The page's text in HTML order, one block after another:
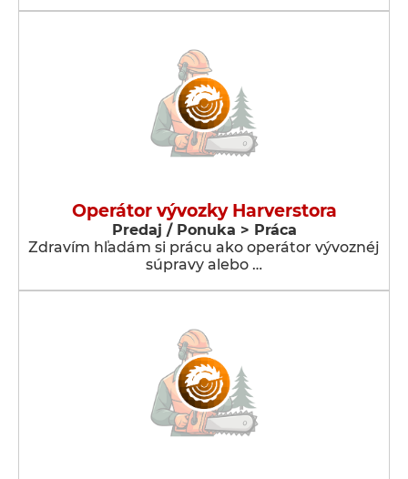
Operátor vývozky Harverstora
Predaj / Ponuka > Práca
Zdravím hľadám si prácu ako operátor vývoznéj
súpravy alebo …